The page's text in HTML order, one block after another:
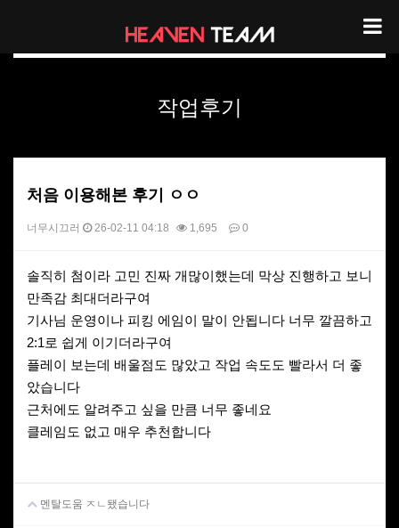
작업후기
처음 이용해본 후기 ㅇㅇ
너무시끄러 26-02-11 04:18 1,695 0
본문
솔직히 첨이라 고민 진짜 개많이했는데 막상 진행하고 보니
만족감 최대더라구여
기사님 운영이나 피킹 에임이 말이 안됩니다 너무 깔끔하고
2:1로 쉽게 이기더라구여
플레이 보는데 배울점도 많았고 작업 속도도 빨라서 더 좋
았습니다
근처에도 알려주고 싶을 만큼 너무 좋네요
클레임도 없고 매우 추천합니다
멘탈도움 ㅈㄴ됐습니다